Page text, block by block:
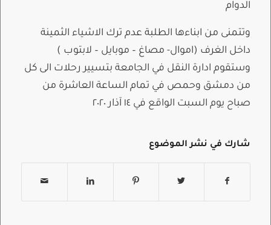
الدوام
وتتمنى من ابناءها الطلبة عدم ترك الاشياء الثمينة
داخل الغرف (اموال- مصاغ – موبايل – لابتوب )
وستقوم ادارة النقل في الجامعة بتسيير رحلات الى كل
من دمشق وحمص في تمام الساعة العاشرة من
صباح يوم السبت الواقع في ١٤ آذار ٢٠٢٠
شارك في نشر الموضوع